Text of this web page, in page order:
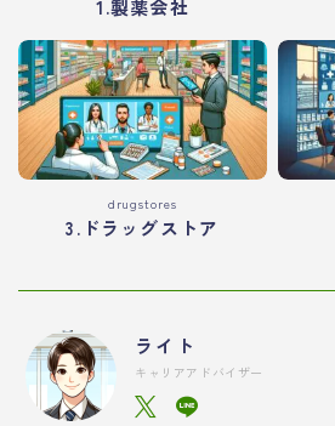
1.製薬会社
drugstores
3.ドラッグストア
ライト
キャリアアドバイザー